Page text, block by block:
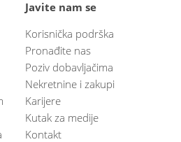
Javite nam se
Korisnička podrška
Pronađite nas
Poziv dobavljačima
Nekretnine i zakupi
Karijere
Kutak za medije
Kontakt